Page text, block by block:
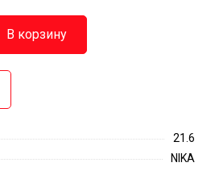
В корзину
21.6
NIKA